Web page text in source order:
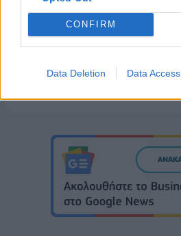
CONFIRM
Data Deletion Data Access
ΟΙΚΟΝΟΜΙΚΑ ΑΠΟΤΕΛΕΣΜΑΤΑ